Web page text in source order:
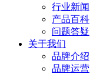
行业新闻
产品百科
问题答疑
关于我们
品牌介绍
品牌运营